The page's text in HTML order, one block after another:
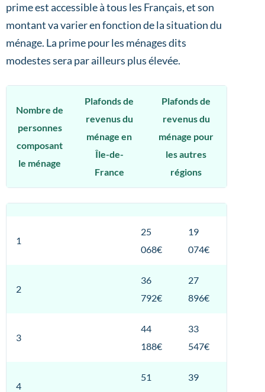
prime est accessible à tous les Français, et son
montant va varier en fonction de la situation du
ménage. La prime pour les ménages dits
modestes sera par ailleurs plus élevée.
Nombre de
personnes
composant
le ménage
Plafonds de
revenus du
ménage en
Île-de-
France
Plafonds de
revenus du
ménage pour
les autres
régions
1
25
068€
19
074€
2
36
792€
27
896€
3
44
188€
33
547€
4
51
39